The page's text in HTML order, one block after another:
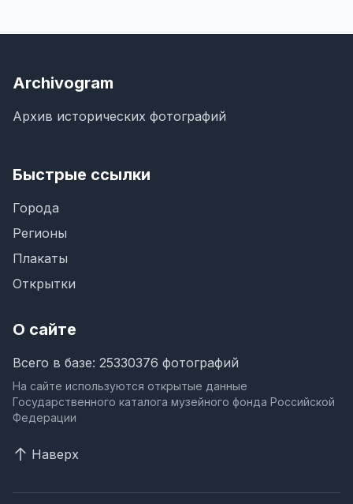
Archivogram
Архив исторических фотографий
Быстрые ссылки
Города
Регионы
Плакаты
Открытки
О сайте
Всего в базе: 25330376 фотографий
На сайте используются открытые данные
Государственного каталога музейного фонда Российской
Федерации
Наверх